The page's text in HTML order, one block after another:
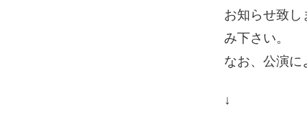
お知らせ致し
み下さい。
なお、公演に
↓